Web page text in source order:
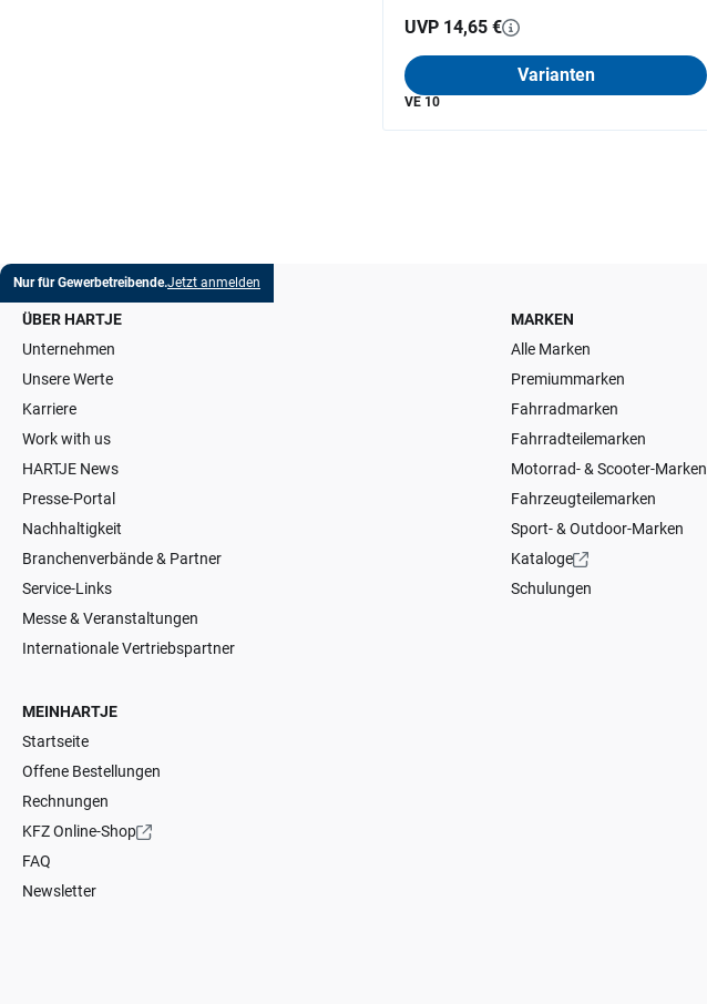
UVP 14,65 €
Varianten
VE 10
Nur für Gewerbetreibende.Jetzt anmelden
ÜBER HARTJE
Unternehmen
Unsere Werte
Karriere
Work with us
HARTJE News
Presse-Portal
Nachhaltigkeit
Branchenverbände & Partner
Service-Links
Messe & Veranstaltungen
Internationale Vertriebspartner
MARKEN
Alle Marken
Premiummarken
Fahrradmarken
Fahrradteilemarken
Motorrad- & Scooter-Marken
Fahrzeugteilemarken
Sport- & Outdoor-Marken
Kataloge
Schulungen
MEINHARTJE
Startseite
Offene Bestellungen
Rechnungen
KFZ Online-Shop
FAQ
Newsletter